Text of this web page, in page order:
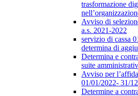
trasformazione
Avviso di
a.s. 2021-2022
servizio di cassa
determina di
Determina e
suite
Avviso per
01/01/2022- 31/
Determine a